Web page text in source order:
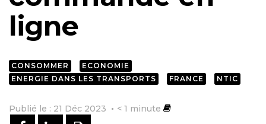
ligne
CONSOMMER
ECONOMIE
ENERGIE DANS LES TRANSPORTS
FRANCE NTIC
Publié le : 21 Déc 2023 < 1 minute